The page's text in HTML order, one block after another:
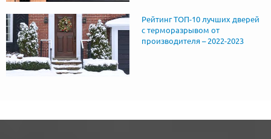
Рейтинг ТОП-10 лучших дверей
с терморазрывом от
производителя – 2022-2023